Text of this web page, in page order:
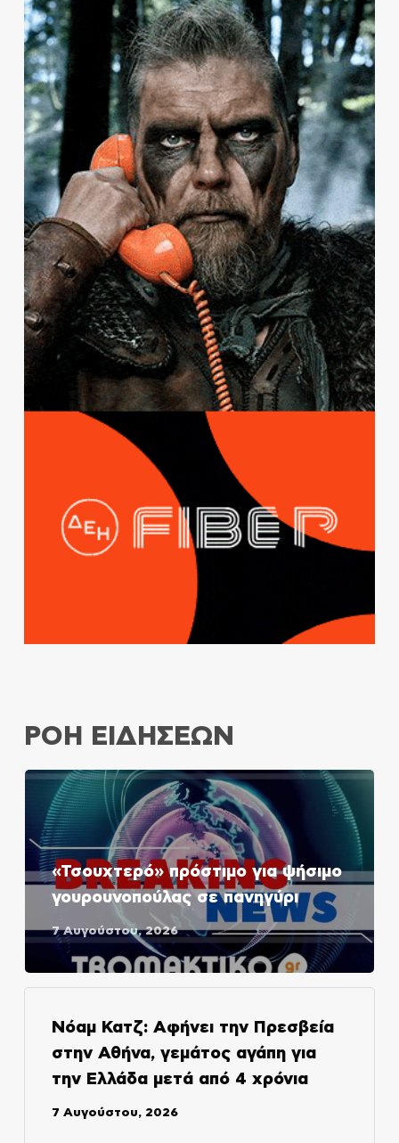
ΡΟΗ ΕΙΔΗΣΕΩΝ
«Τσουχτερό» πρόστιμο για ψήσιμο
γουρουνοπούλας σε πανηγύρι
7 Αυγούστου, 2026
Νόαμ Κατζ: Αφήνει την Πρεσβεία
στην Αθήνα, γεμάτος αγάπη για
την Ελλάδα μετά από 4 χρόνια
7 Αυγούστου, 2026